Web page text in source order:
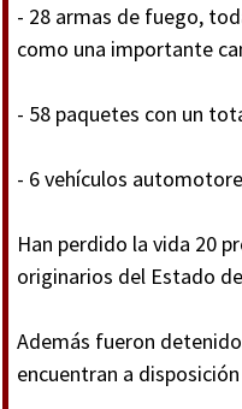
- 28 armas de fuego,
como una importante
- 58 paquetes con un
- 6 vehículos
Han perdido la vida 20
originarios del Estado de
Además fueron
encuentran a